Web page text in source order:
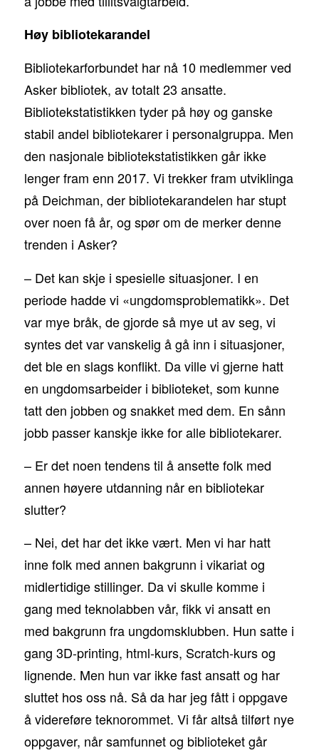
Høy bibliotekarandel
Bibliotekarforbundet har nå 10 medlemmer ved
Asker bibliotek, av totalt 23 ansatte.
Bibliotekstatistikken tyder på høy og ganske
stabil andel bibliotekarer i personalgruppa. Men
den nasjonale bibliotekstatistikken går ikke
lenger fram enn 2017. Vi trekker fram utviklinga
på Deichman, der bibliotekarandelen har stupt
over noen få år, og spør om de merker denne
trenden i Asker?
– Det kan skje i spesielle situasjoner. I en
periode hadde vi «ungdomsproblematikk». Det
var mye bråk, de gjorde så mye ut av seg, vi
syntes det var vanskelig å gå inn i situasjoner,
det ble en slags konflikt. Da ville vi gjerne hatt
en ungdomsarbeider i biblioteket, som kunne
tatt den jobben og snakket med dem. En sånn
jobb passer kanskje ikke for alle bibliotekarer.
– Er det noen tendens til å ansette folk med
annen høyere utdanning når en bibliotekar
slutter?
– Nei, det har det ikke vært. Men vi har hatt
inne folk med annen bakgrunn i vikariat og
midlertidige stillinger. Da vi skulle komme i
gang med teknolabben vår, fikk vi ansatt en
med bakgrunn fra ungdomsklubben. Hun satte i
gang 3D-printing, html-kurs, Scratch-kurs og
lignende. Men hun var ikke fast ansatt og har
sluttet hos oss nå. Så da har jeg fått i oppgave
å videreføre teknorommet. Vi får altså tilført nye
oppgaver, når samfunnet og biblioteket går